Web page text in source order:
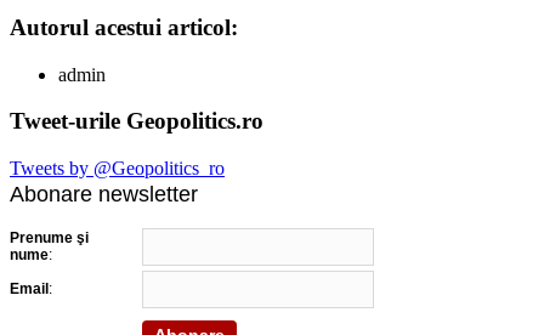
Autorul acestui articol:
admin
Tweet-urile Geopolitics.ro
Tweets by @Geopolitics_ro
Abonare newsletter
Prenume şi
nume:
Email :